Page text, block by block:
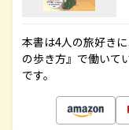
本書は4人の旅好き
の歩き方』で働いて
です。